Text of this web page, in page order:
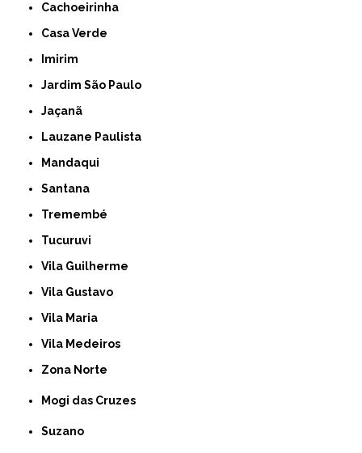
Cachoeirinha
Casa Verde
Imirim
Jardim São Paulo
Jaçanã
Lauzane Paulista
Mandaqui
Santana
Tremembé
Tucuruvi
Vila Guilherme
Vila Gustavo
Vila Maria
Vila Medeiros
Zona Norte
Mogi das Cruzes
Suzano